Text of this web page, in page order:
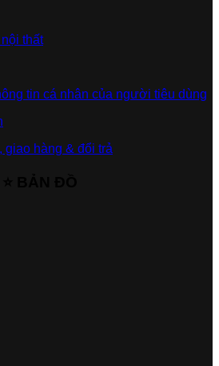
thất
tin cá nhân của người tiêu dùng
giao hàng & đổi trả